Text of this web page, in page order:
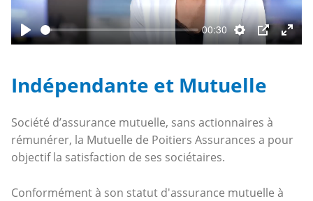
Play
00:30
Settings
PIP Enter
Indépendante et Mutuelle
Société d’assurance mutuelle, sans actionnaires à
rémunérer, la Mutuelle de Poitiers Assurances a pour
objectif la satisfaction de ses sociétaires.
Conformément à son statut d'assurance mutuelle à